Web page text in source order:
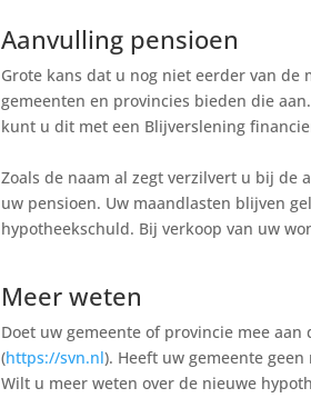
Aanvulling pensioen
Grote kans dat u nog niet eerder van de
gemeenten en provincies bieden die
kunt u dit met een Blijverslening
Zoals de naam al zegt verzilvert u bij de
uw pensioen. Uw maandlasten blijven
hypotheekschuld. Bij verkoop van uw
Meer weten
Doet uw gemeente of provincie mee aan
(https://svn.nl). Heeft uw gemeente
Wilt u meer weten over de nieuwe